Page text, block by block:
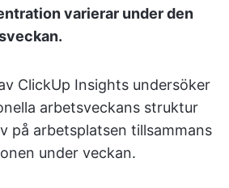
varierar under den
ClickUp Insights undersöker
arbetsveckans struktur
på arbetsplatsen tillsammans
under veckan.